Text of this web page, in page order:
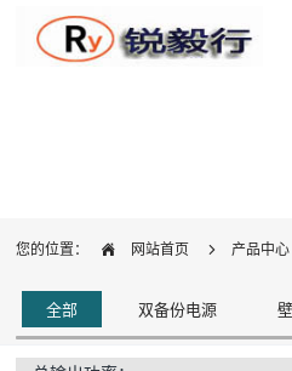
您的位置： 网站首页 产品中心
全部 双备份电源